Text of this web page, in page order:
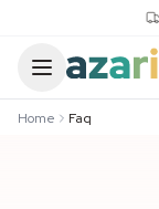
Home Faq